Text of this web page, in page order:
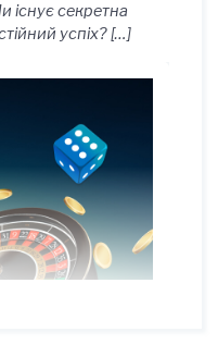
існує секретна
успіх? […]